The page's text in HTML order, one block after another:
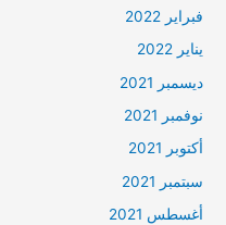
فبراير 2022
يناير 2022
ديسمبر 2021
نوفمبر 2021
أكتوبر 2021
سبتمبر 2021
أغسطس 2021